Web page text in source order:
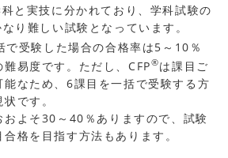
と実技に分かれており、学科試験の
り難しい試験となっています。
で受験した場合の合格率は5～10％
易度です。ただし、CFP®は課目ご
能なため、6課目を一括で受験する方
です。
およそ30～40％ありますので、試験
格を目指す方法もあります。